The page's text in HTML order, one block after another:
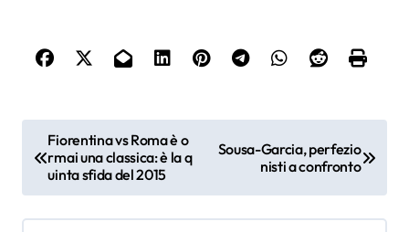
a
v
Fiorentina vs Roma è o
rmai una classica: è la q
uinta sfida del 2015
Sousa-Garcia, perfezio
nisti a confronto